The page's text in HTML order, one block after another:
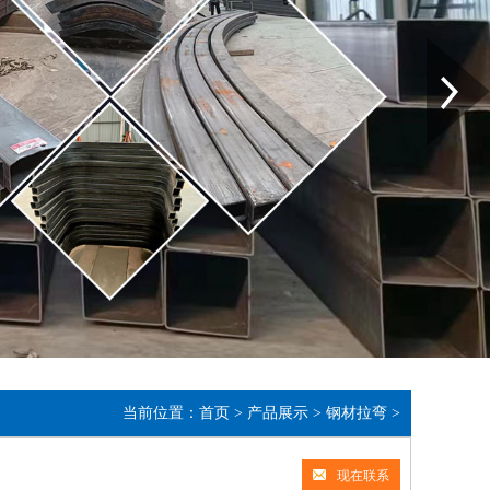
当前位置： 首页 > 产品展示 > 钢材拉弯 >
现在联系